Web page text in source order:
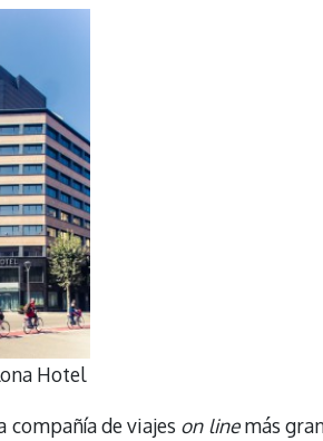
Hotel
compañía de viajes on linemás